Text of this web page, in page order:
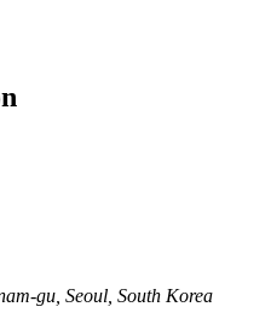
gu, Seoul, South Korea